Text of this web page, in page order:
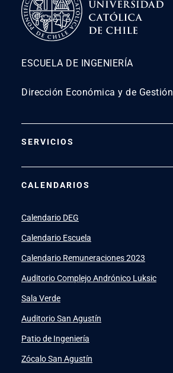
ESCUELA DE INGENIERÍA
Dirección Económica y de Gestión
SERVICIOS
SIDINGlaunch
Academic Intelligence
PeopleSoft launch
ERPlaunch
CALENDARIOS
Calendario DEG
Calendario Escuela
Calendario Remuneraciones 2023
Auditorio Complejo Andrónico Luksic
Sala Verde
Auditorio San Agustín
Patio de Ingeniería
Zócalo San Agustín